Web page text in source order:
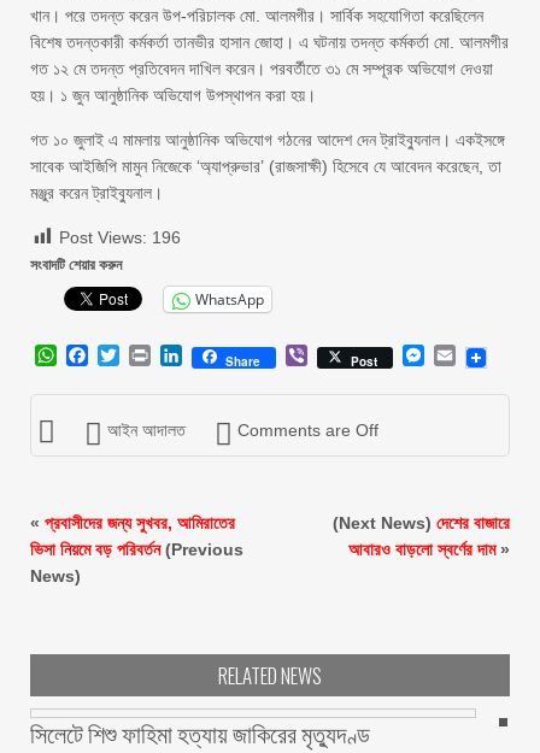
খান। পরে তদন্ত করেন উপ-পরিচালক মো. আলমগীর। সার্বিক সহযোগিতা করেছিলেন
বিশেষ তদন্তকারী কর্মকর্তা তানভীর হাসান জোহা। এ ঘটনায় তদন্ত কর্মকর্তা মো. আলমগীর
গত ১২ মে তদন্ত প্রতিবেদন দাখিল করেন। পরবর্তীতে ৩১ মে সম্পূরক অভিযোগ দেওয়া
হয়। ১ জুন আনুষ্ঠানিক অভিযোগ উপস্থাপন করা হয়।
গত ১০ জুলাই এ মামলায় আনুষ্ঠানিক অভিযোগ গঠনের আদেশ দেন ট্রাইব্যুনাল। একইসঙ্গে
সাবেক আইজিপি মামুন নিজেকে ‘অ্যাপ্রুভার’ (রাজসাক্ষী) হিসেবে যে আবেদন করেছেন, তা
মঞ্জুর করেন ট্রাইব্যুনাল।
Post Views: 196
সংবাদটি শেয়ার করুন
WhatsApp
WhatsApp
Facebook
Twitter
Print LinkedIn
Share ViberPost Messenger
Email
আইন আদালত Comments are Off
« প্রবাসীদের জন্য সুখবর, আমিরাতের
ভিসা নিয়মে বড় পরিবর্তন(Previous
News)
(Next News) দেশের বাজারে
আবারও বাড়লো স্বর্ণের দাম»
RELATED NEWS
সিলেটে শিশু ফাহিমা হত্যায় জাকিরের মৃত্যুদণ্ড